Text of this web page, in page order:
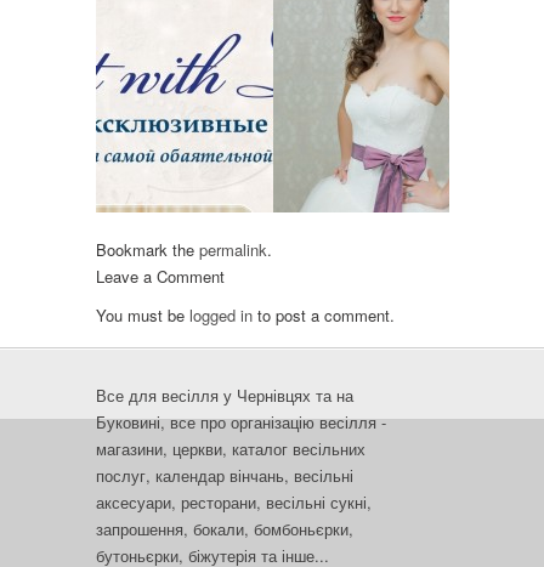
Bookmark the permalink.
Leave a Comment
You must be logged in to post a comment.
Все для весілля у Чернівцях та на
Буковині, все про організацію весілля -
магазини, церкви, каталог весільних
послуг, календар вінчань, весільні
аксесуари, ресторани, весільні сукні,
запрошення, бокали, бомбоньєрки,
бутоньєрки, біжутерія та інше...